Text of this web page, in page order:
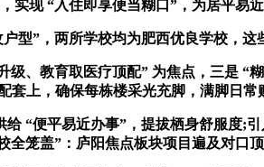
现 “入住即享便当糊口”，为居平易近
”，两所学校均为肥西优良学校，这
教育取医疗顶配” 为焦点，三是 “
套上，确保每栋楼采光充脚，满脚日常
“便平易近办事”，提拔栖身舒服度;
笼盖”：庐阳焦点板块项目遍及对口顶